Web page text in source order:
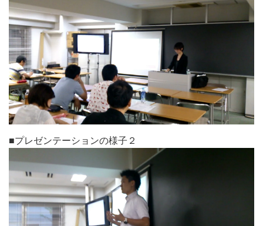
■プレゼンテーションの様子２